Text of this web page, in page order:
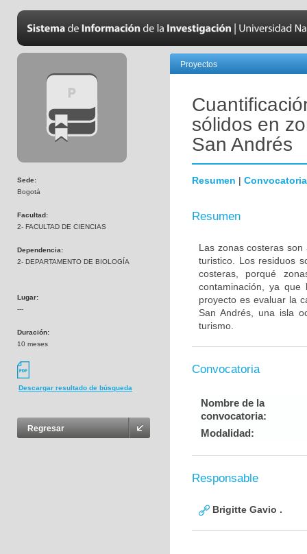
Sede:
Bogotá
Facultad:
2- FACULTAD DE CIENCIAS
Dependencia:
2- DEPARTAMENTO DE BIOLOGÍA
Lugar:
---
Duración:
10 meses
Descargar resultado de búsqueda
Regresar
Proyectos
sólidos en
San Andrés
Resumen | Convocatoria
Resumen
Las zonas costeras
turistico. Los residuos
costeras, porqué
contaminación, ya
proyecto es evaluar la
San Andrés, una isla
turismo.
Convocatoria
Nombre de la
convocatoria:
Modalidad:
Responsable
Brigitte Gavio .